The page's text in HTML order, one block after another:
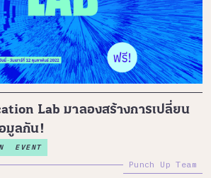
Lab มาลองสร้างการเปลี่ยน
มูลกัน!
EVENT
Punch Up Team